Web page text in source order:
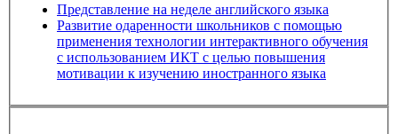
Представление на неделе английского языка
Развитие одаренности школьников с помощью
применения технологии интерактивного обучения
с использованием ИКТ с целью повышения
мотивации к изучению иностранного языка